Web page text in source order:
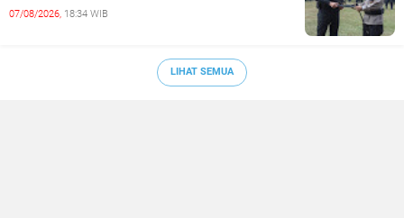
07/08/2026, 18:34 WIB
LIHAT SEMUA